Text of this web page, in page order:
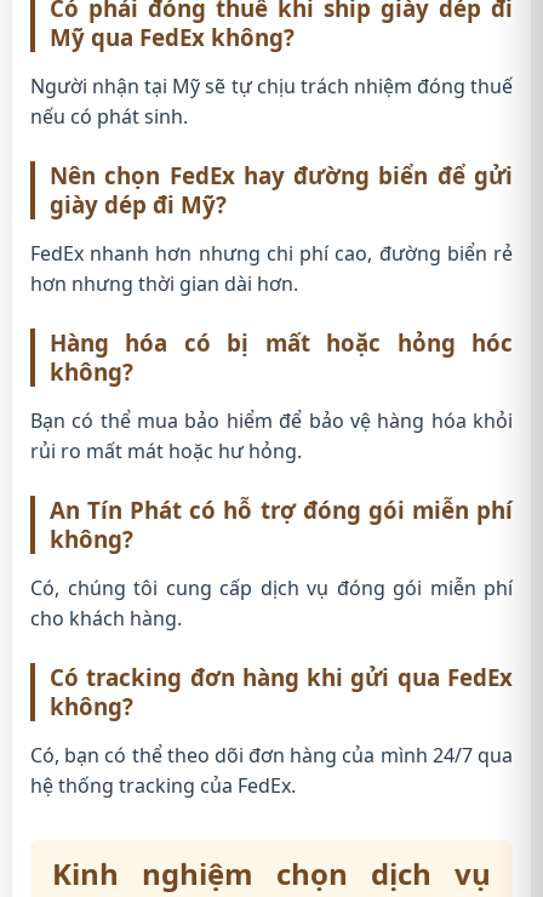
Có phải đóng thuế khi ship giày dép đi
Mỹ qua FedEx không?
Người nhận tại Mỹ sẽ tự chịu trách nhiệm đóng thuế
nếu có phát sinh.
Nên chọn FedEx hay đường biển để gửi
giày dép đi Mỹ?
FedEx nhanh hơn nhưng chi phí cao, đường biển rẻ
hơn nhưng thời gian dài hơn.
Hàng hóa có bị mất hoặc hỏng hóc
không?
Bạn có thể mua bảo hiểm để bảo vệ hàng hóa khỏi
rủi ro mất mát hoặc hư hỏng.
An Tín Phát có hỗ trợ đóng gói miễn phí
không?
Có, chúng tôi cung cấp dịch vụ đóng gói miễn phí
cho khách hàng.
Có tracking đơn hàng khi gửi qua FedEx
không?
Có, bạn có thể theo dõi đơn hàng của mình 24/7 qua
hệ thống tracking của FedEx.
Kinh nghiệm chọn dịch vụ